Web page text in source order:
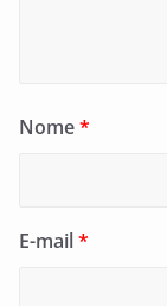
Nome*
E-mail*